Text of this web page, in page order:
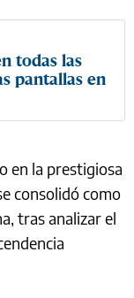
todas las
pantallas en
en la prestigiosa
consolidó como
tras analizar el